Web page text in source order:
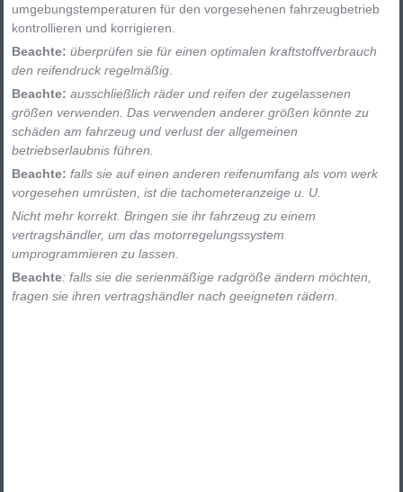
umgebungstemperaturen für den vorgesehenen fahrzeugbetrieb
kontrollieren und korrigieren.
Beachte: überprüfen sie für einen optimalen kraftstoffverbrauch
den reifendruck regelmäßig
Beachte:ausschließlich räder und reifen der zugelassenen
größen verwenden. Das verwenden anderer größen könnte zu
schäden am fahrzeug und verlust der allgemeinen
betriebserlaubnis führen.
Beachte: falls sie auf einen anderen reifenumfang als vom werk
vorgesehen umrüsten, ist die tachometeranzeige u. U.
Nicht mehr korrekt. Bringen sie ihr fahrzeug zu einem
vertragshändler, um das motorregelungssystem
umprogrammieren zu lassen.
Beachte: falls sie die serienmäßige radgröße ändern möchten,
fragen sie ihren vertragshändler nach geeigneten rädern.